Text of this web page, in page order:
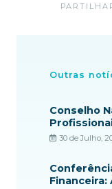
Outras
Conselho
30 de Julho,
Financeira: